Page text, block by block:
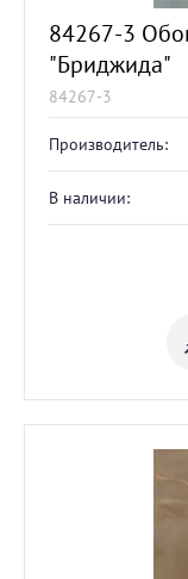
84267-3
"Бриджида"
84267-3
Производитель:
В наличии: